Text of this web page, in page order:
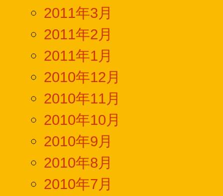
2011年3月
2011年2月
2011年1月
2010年12月
2010年11月
2010年10月
2010年9月
2010年8月
2010年7月